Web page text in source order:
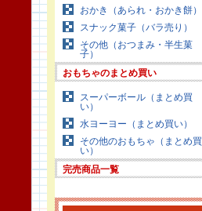
おかき（あられ・おかき餅）
スナック菓子（バラ売り）
その他（おつまみ・半生菓
子）
おもちゃのまとめ買い
スーパーボール（まとめ買
い）
水ヨーヨー（まとめ買い）
その他のおもちゃ（まとめ買
い）
完売商品一覧